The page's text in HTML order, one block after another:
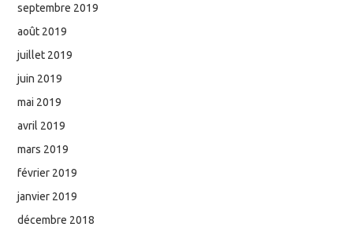
septembre 2019
août 2019
juillet 2019
juin 2019
mai 2019
avril 2019
mars 2019
février 2019
janvier 2019
décembre 2018